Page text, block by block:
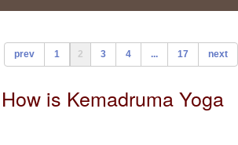
prev 1 2 3 4 ... 17 next
is Kemadruma Yoga